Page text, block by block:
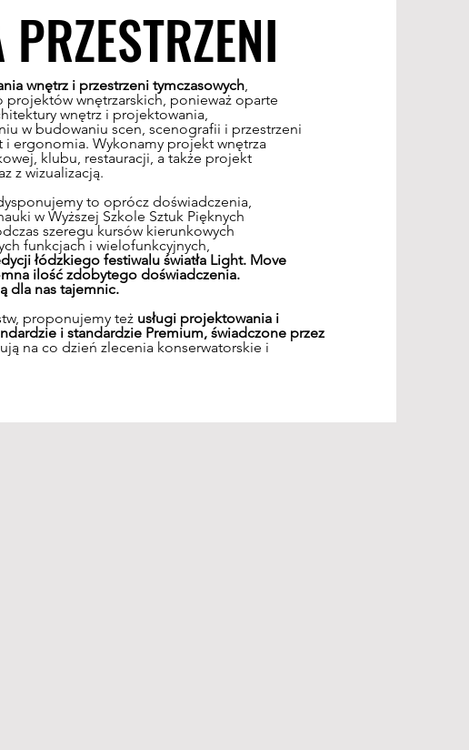
wnętrz i przestrzeni tymczasowych,
wnętrzarskich, ponieważ oparte
wnętrz i projektowania,
w budowaniu scen, scenografii i przestrzeni
i ergonomia. Wykonamy projekt wnętrza
klubu, restauracji, a także projekt
z wizualizacją.
to oprócz doświadczenia,
w Wyższej Szkole Sztuk Pięknych
szeregu kursów kierunkowych
funkcjach i wielofunkcyjnych,
łódzkiego festiwalu światła Light. Move
ilość zdobytego doświadczenia.
dla nas tajemnic.
proponujemy też usługi projektowania i
i standardzie Premium, świadczone przez
na co dzień zlecenia konserwatorskie i